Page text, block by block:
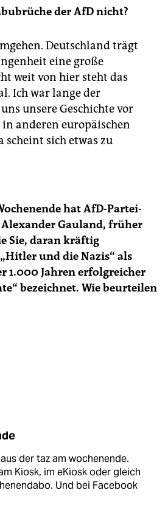
der AfD nicht?
Deutschland trägt
eine große
weit von hier steht das
Ich war lange der
unsere Geschichte vor
anderen europäischen
scheint sich etwas zu
hat AfD-Partei-
Gauland, früher
Sie, daran kräftig
und die Nazis“ als
1.000 Jahren erfolgreicher
bezeichnet. Wie beurteilen
der taz am wochenende.
Kiosk, im eKiosk oder gleich
Und bei Facebook